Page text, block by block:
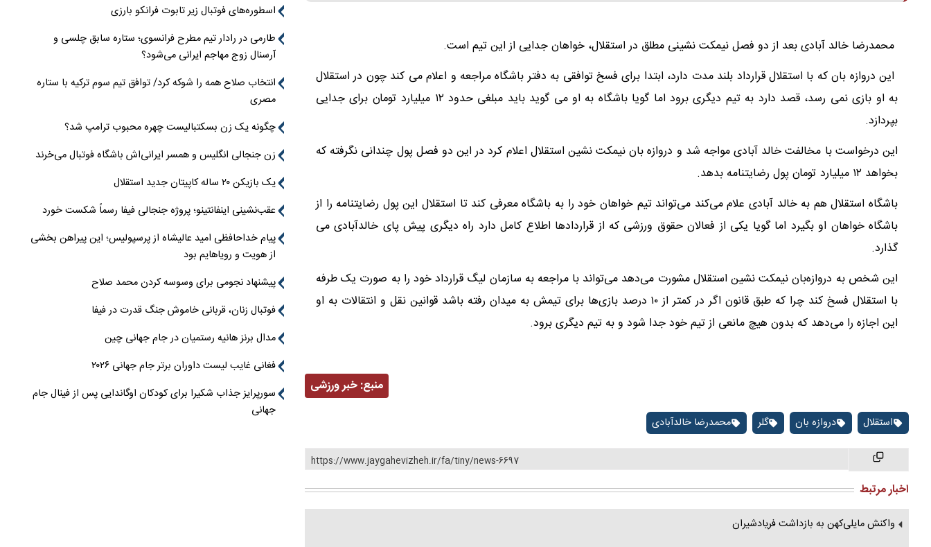
محمدرضا خالد آبادی بعد از دو فصل نیمکت نشینی مطلق در استقلال، خواهان جدایی از این تیم است.
این دروازه بان که با استقلال قرارداد بلند مدت دارد، ابتدا برای فسخ توافقی به دفتر باشگاه مراجعه و اعلام می کند چون در استقلال
به او بازی نمی رسد، قصد دارد به تیم دیگری برود اما گویا باشگاه به او می گوید باید مبلغی حدود ۱۲ میلیارد تومان برای جدایی
بپردازد.
این درخواست با مخالفت خالد آبادی مواجه شد و دروازه بان نیمکت نشین استقلال اعلام کرد در این دو فصل پول چندانی نگرفته که
بخواهد ۱۲ میلیارد تومان پول رضایتنامه بدهد.
باشگاه استقلال هم به خالد آبادی علام می‌کند می‌تواند تیم خواهان خود را به باشگاه معرفی کند تا استقلال این پول رضایتنامه را از
باشگاه خواهان او بگیرد اما گویا یکی از فعالان حقوق ورزشی که از قراردادها اطلاع کامل دارد راه دیگری پیش پای خالدآبادی می
‌گذارد.
این شخص به دروازه‌بان نیمکت نشین استقلال مشورت می‌دهد می‌تواند با مراجعه به سازمان لیگ قرارداد خود را به صورت یک طرفه
با استقلال فسخ کند چرا که طبق قانون اگر در کمتر از ۱۰ درصد بازی‌ها برای تیمش به میدان رفته باشد قوانین نقل و انتقالات به او
این اجازه را می‌دهد که بدون هیچ مانعی از تیم خود جدا شود و به تیم دیگری برود.
منبع:خبر ورزشی
استقلال دروازه بان گلر محمدرضا خالدآبادی
https://www.jaygahevizheh.ir/fa/tiny/news-6697
اخبار مرتبط
واکنش مایلی‌کهن به بازداشت فریادشیران
اسطوره‌های فوتبال زیر تابوت فرانکو بارزی
طارمی در رادار تیم مطرح فرانسوی؛ ستاره سابق چلسی و
آرسنال زوج مهاجم ایرانی می‌شود؟
انتخاب صلاح همه را شوکه کرد/ توافق تیم سوم ترکیه با ستاره
مصری
چگونه یک زن بسکتبالیست چهره محبوب ترامپ شد؟
زن جنجالی انگلیس و همسر ایرانی‌اش باشگاه فوتبال می‌خرند
یک بازیکن ۲۰ ساله کاپیتان جدید استقلال
عقب‌نشینی اینفانتینو؛ پروژه جنجالی فیفا رسماً شکست خورد
پیام خداحافظی امید عالیشاه از پرسپولیس؛ این پیراهن بخشی
از هویت و رویاهایم بود
پیشنهاد نجومی برای وسوسه کردن محمد صلاح
فوتبال زنان، قربانی خاموش جنگ قدرت در فیفا
مدال برنز هانیه رستمیان در جام جهانی چین
فغانی غایب لیست داوران برتر جام جهانی ۲۰۲۶
سورپرایز جذاب شکیرا برای کودکان اوگاندایی پس از فینال جام
جهانی